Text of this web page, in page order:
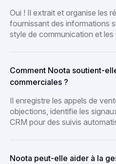
Oui ! Il extrait et organise les
fournissant des informations
style de communication et
Comment Noota soutient-
commerciales ?
Il enregistre les appels de
objections, identifie les
CRM pour des suivis
Noota peut-elle aider à la